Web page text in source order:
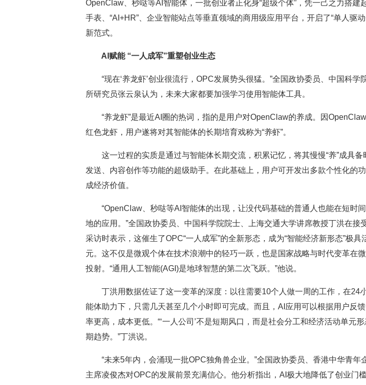
OpenClaw、秒哒等AI智能体，一批创业者正化身“超级个体”，凭一己之力搭建
手表、“AI+HR”、企业智能站点等垂直领域的商用级应用平台，开启了“单人驱
新范式。
AI赋能 “一人成军”重塑创业生态
“现在‘养龙虾’创业很流行，OPC发展势头很猛。”全国政协委员、中国科学
所研究员张云泉认为，未来大家都要加强学习使用智能体工具。
“养龙虾”是最近AI圈的热词，指的是用户对OpenClaw的养成。因
红色龙虾，用户遂将对其智能体的长期培育戏称为“养虾”。
这一过程的实质是通过与智能体长期交流，积累记忆，将其慢慢“养”成具备
发送、内容创作等功能的超级助手。在此基础上，用户可开发出多款个性化的
成经济价值。
“OpenClaw、秒哒等AI智能体的出现，让没代码基础的普通人也能在短时
地的应用。”全国政协委员、中国科学院院士、上海交通大学讲席教授丁洪在接
采访时表示，这催生了OPC“一人成军”的全新形态，成为“智能经济新形态”极具
元。这不仅是微观个体在技术浪潮中的轻巧一跃，也是国家战略与时代变革在
投射。“通用人工智能(AGI)是地球智慧的第二次飞跃。”他说。
丁洪用数据佐证了这一变革的深度：以往需要10个人做一周的工作，在24
能体助力下，只需几天甚至几个小时即可完成。而且，AI应用可以根据用户反
率更高，成本更低。“‘一人公司’不是短期风口，而是社会分工和经济活动单元
期趋势。”丁洪说。
“未来5年内，会涌现一批OPC独角兽企业。”全国政协委员、香港中华青年
主席凌俊杰对OPC的发展前景充满信心。他分析指出，AI极大地降低了创业门